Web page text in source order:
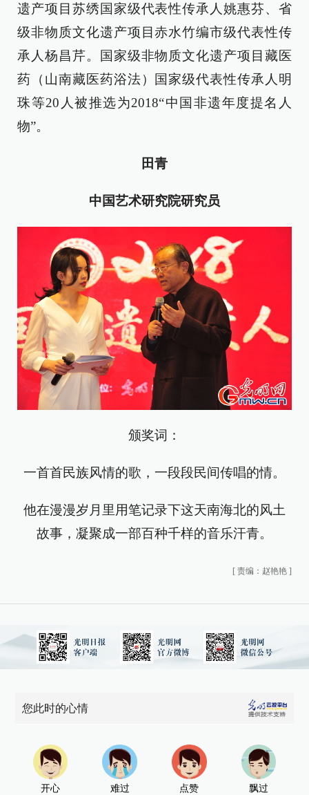
遗产项目苏绣国家级代表性传承人姚惠芬、省
级非物质文化遗产项目赤水竹编市级代表性传
承人杨昌芹。国家级非物质文化遗产项目藏医
药（山南藏医药浴法）国家级代表性传承人明
珠等20人被推选为2018“中国非遗年度提名人
物”。
田青
中国艺术研究院研究员
颁奖词：
一首首民族风情的歌，一段段民间传唱的情。
他在漫漫岁月里用笔记录下这天南海北的风土
故事，凝聚成一部百种千样的音乐汗青。
[ 责编：赵艳艳 ]
您此时的心情
开心 难过 点赞 飘过